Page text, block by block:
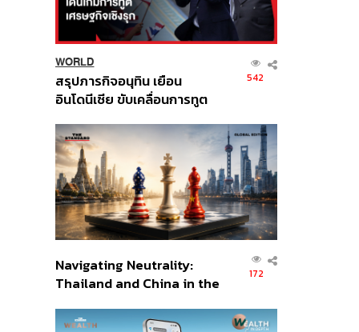
WORLD
สรุปภารกิจอนุทิน เยือน
อินโดนีเซีย ขับเคลื่อนการทูต
ส่วนยุทธศาสตร์ไทย –
อินโดนีเซีย
542
Navigating Neutrality:
Thailand and China in the
Order
172